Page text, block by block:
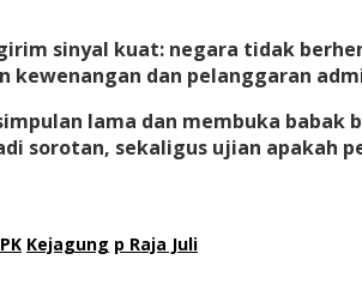
sinyal kuat: negara tidak
dan pelanggaran
lama dan membuka
sorotan, sekaligus ujian apakah
Kejagung p Raja Juli